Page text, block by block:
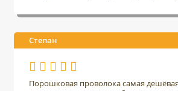
Степан
Порошковая проволока самая